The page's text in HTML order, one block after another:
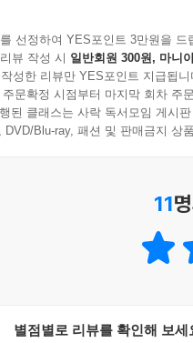
대표되며, 그가 스스로를 ‘지
선정하여 YES포인트 3만원을 드
뷰 작성 시 일반회원 300원, 마니
성한 리뷰만 YES포인트 지급됩니
문확정 시점부터 마지막 회차 주
된 클래스는 사락 독서모임 게시
DVD/Blu-ray, 패션 및 판매금지 상
11
별점별로 리뷰를 확인해 보세